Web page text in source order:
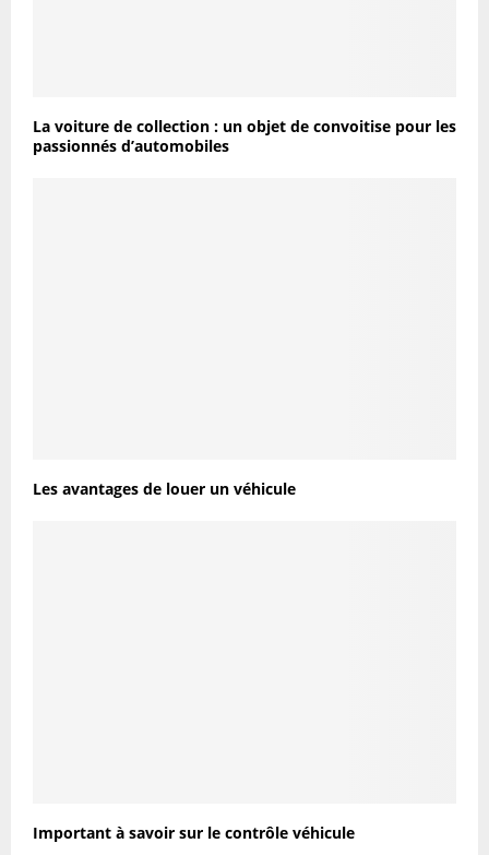
La voiture de collection : un objet de convoitise pour les
passionnés d’automobiles
Les avantages de louer un véhicule
Important à savoir sur le contrôle véhicule